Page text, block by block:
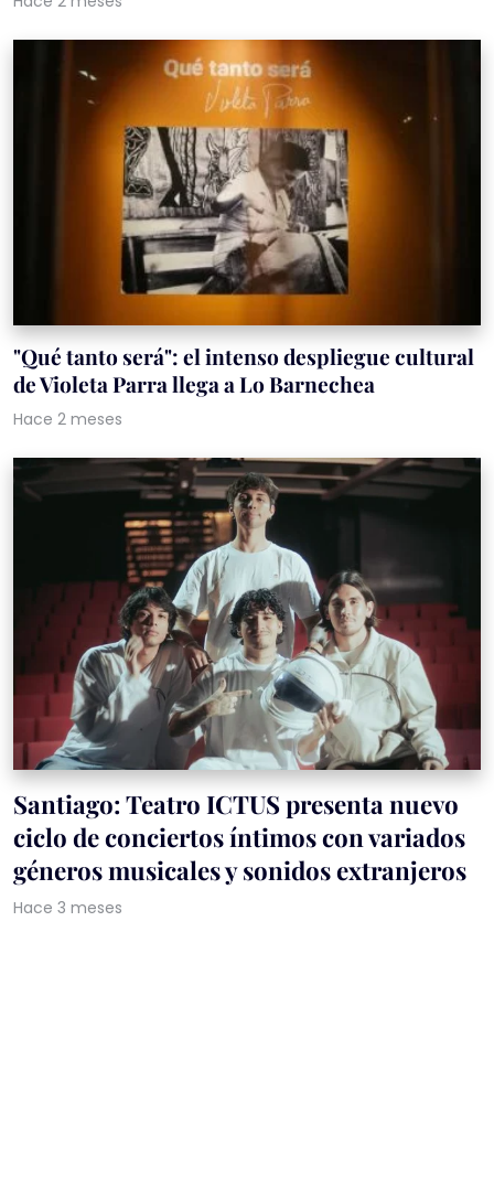
"Qué tanto será": el intenso despliegue cultural
de Violeta Parra llega a Lo Barnechea
Hace 2 meses
Santiago: Teatro ICTUS presenta nuevo
ciclo de conciertos íntimos con variados
géneros musicales y sonidos extranjeros
Hace 3 meses